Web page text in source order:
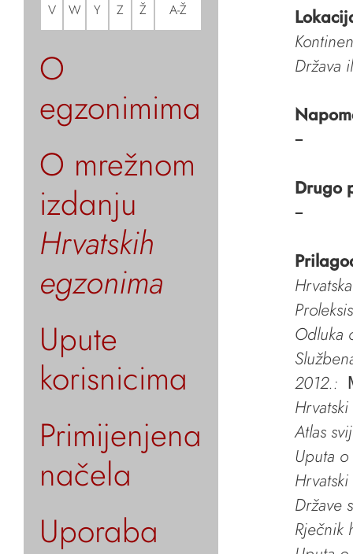
V W Y Z Ž A-Ž
O
egzonimima
O mrežnom
izdanju
Hrvatskih
egzonima
Upute
korisnicima
Primijenjena
načela
Uporaba
Država
–
Drugo
–
Odluka
2012.:
Atlas
Uputa
Države
Rječnik